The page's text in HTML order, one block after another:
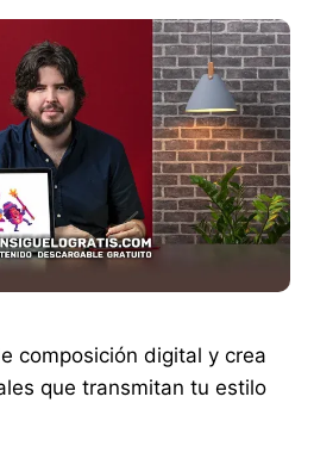
composición digital y crea
que transmitan tu estilo